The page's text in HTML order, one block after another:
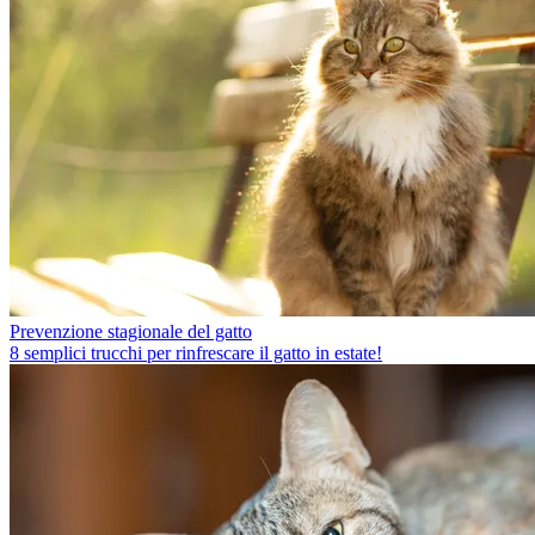
Prevenzione stagionale del gatto
8 semplici trucchi per rinfrescare il gatto in estate!